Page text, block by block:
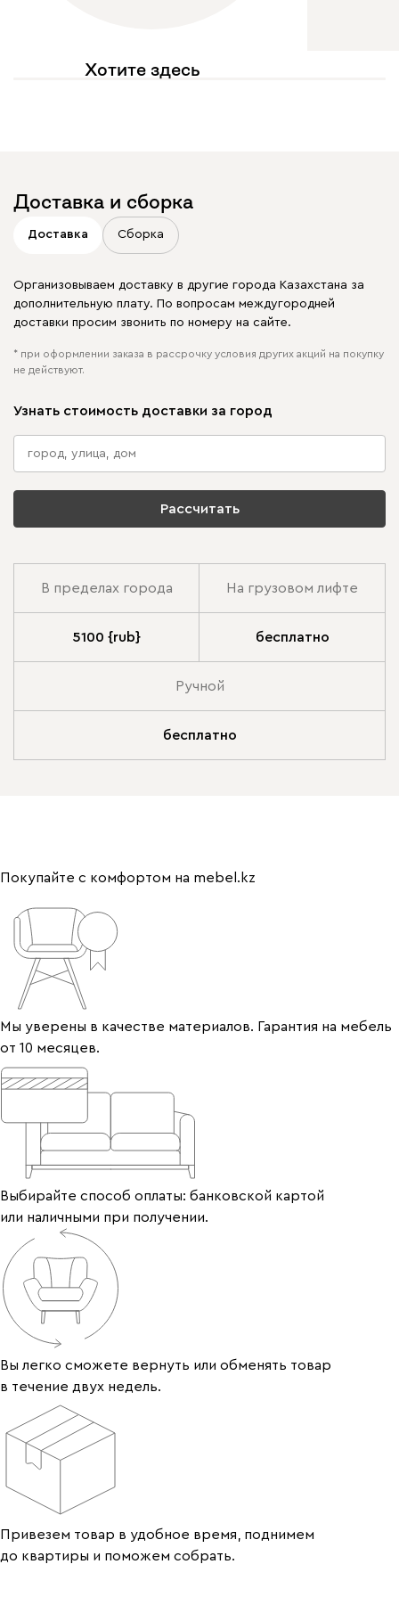
Хотите здесь
Доставка и сборка
Доставка Сборка
Организовываем доставку в другие города Казахстана за
дополнительную плату. По вопросам междугородней
доставки просим звонить по номеру на сайте.
* при оформлении заказа в рассрочку условия других акций на покупку
не действуют.
Узнать стоимость доставки за город
Рассчитать
В пределах города На грузовом лифте
5100 {rub} бесплатно
Ручной
бесплатно
Покупайте с комфортом на mebel.kz
Мы уверены в качестве материалов. Гарантия на мебель
от 10 месяцев.
Выбирайте способ оплаты: банковской картой
или наличными при получении.
Вы легко сможете вернуть или обменять товар
в течение двух недель.
Привезем товар в удобное время, поднимем
до квартиры и поможем собрать.